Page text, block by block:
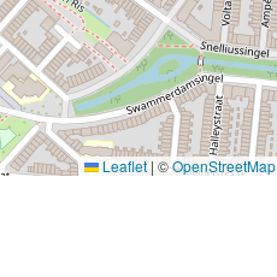
Leaflet | ©OpenStreetMap